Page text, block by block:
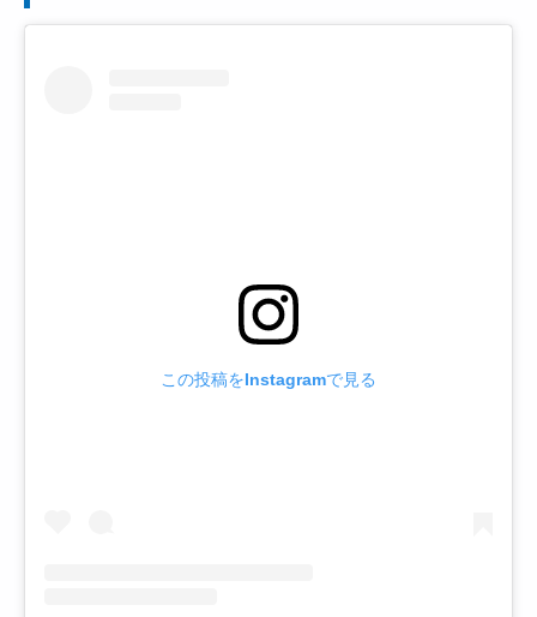
この投稿をInstagramで見る